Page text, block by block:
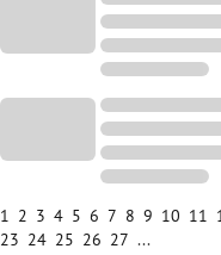
1 2 3 4 5 6 7 8 9 10 11
23 24 25 26 27 ...